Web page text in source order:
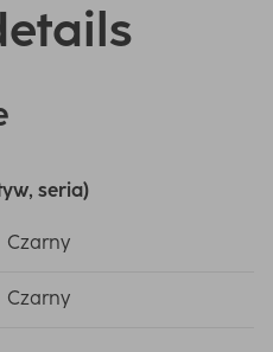
seria)
Czarny
Czarny